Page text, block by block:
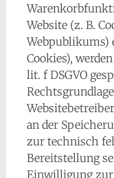
Website (z. B.
Webpublikums)
Cookies),
lit. f DSGVO
an der
zur technisch
Bereitstellung
Einwilligung zur